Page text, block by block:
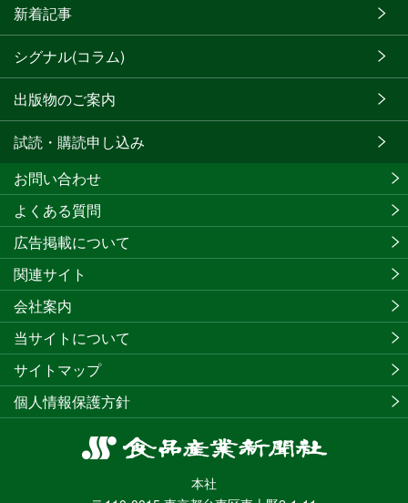
新着記事
シグナル(コラム)
出版物のご案内
試読・購読申し込み
食
産
本社
お問い合わせ
よくある質問
広告掲載について
関連サイト
会社案内
当サイトについて
サイトマップ
個人情報保護方針